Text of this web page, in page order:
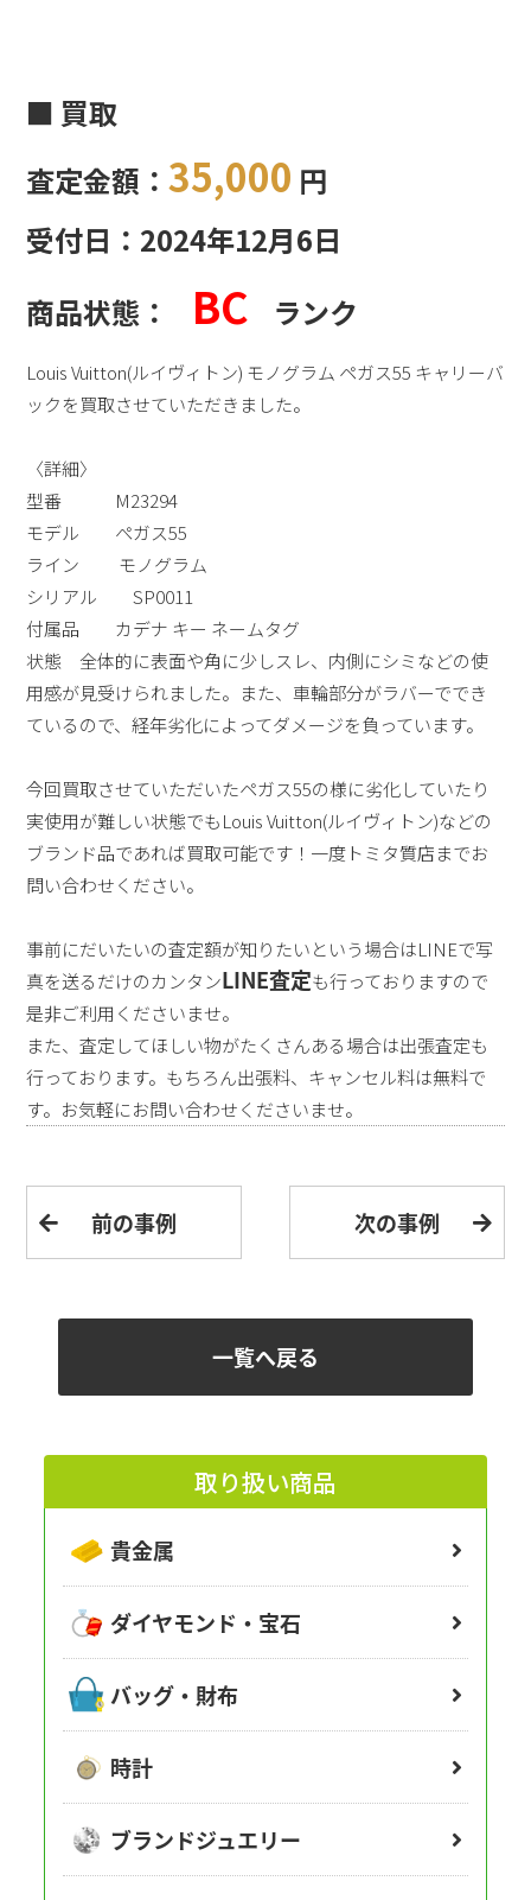
■ 買取
査定金額：35,000 円
受付日：2024年12月6日
商品状態：
BC ランク
Louis Vuitton(ルイヴィトン) モノグラム ペガス55 キャリーバ
ックを買取させていただきました。
〈詳細〉
型番 M23294
モデル ぺガス55
ライン モノグラム
シリアル SP0011
付属品 カデナ キー ネームタグ
状態 全体的に表面や角に少しスレ、内側にシミなどの使
用感が見受けられました。また、車輪部分がラバーででき
ているので、経年劣化によってダメージを負っています。
今回買取させていただいたペガス55の様に劣化していたり
実使用が難しい状態でもLouis Vuitton(ルイヴィトン)などの
ブランド品であれば買取可能です！一度トミタ質店までお
問い合わせください。
事前にだいたいの査定額が知りたいという場合はLINEで写
真を送るだけのカンタンLINE査定も行っておりますので
是非ご利用くださいませ。
また、査定してほしい物がたくさんある場合は出張査定も
行っております。もちろん出張料、キャンセル料は無料で
す。お気軽にお問い合わせくださいませ。
前の事例 次の事例
一覧へ戻る
取り扱い商品
貴金属
ダイヤモンド・宝石
バッグ・財布
時計
ブランドジュエリー